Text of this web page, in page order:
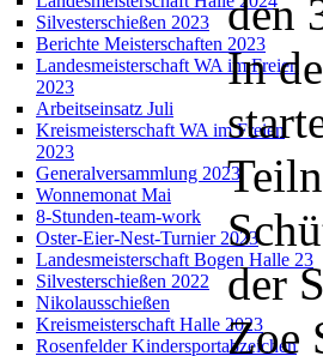
Silvesterschießen 2023
Berichte Meisterschaften 2023
Landesmeisterschaft WA im Freien
2023
Arbeitseinsatz Juli
Kreismeisterschaft WA im Freien
2023
Generalversammlung 2023
Wonnemonat Mai
8-Stunden-team-work
Oster-Eier-Nest-Turnier 2023
Landesmeisterschaft Bogen Halle 23
Silvesterschießen 2022
Nikolausschießen
Kreismeisterschaft Halle 2023
Rosenfelder Kindersportabzeichen
den
In
der
Zoe